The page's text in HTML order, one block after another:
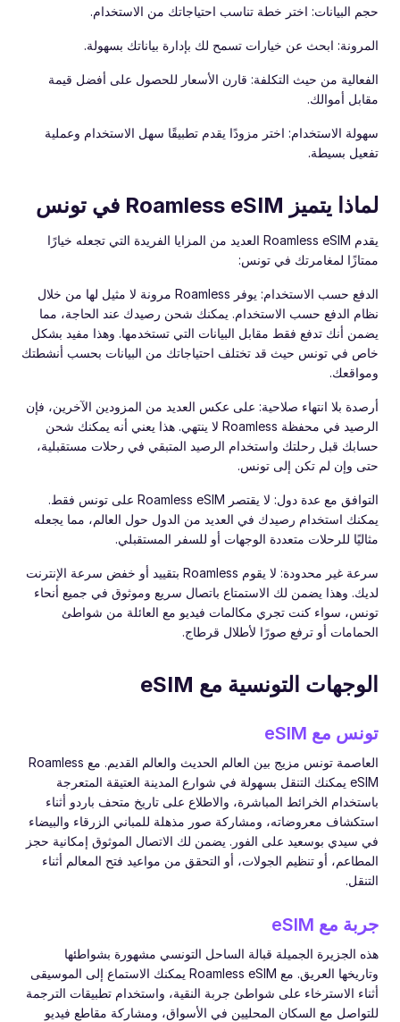
حجم البيانات: اختر خطة تناسب احتياجاتك من الاستخدام.
المرونة: ابحث عن خيارات تسمح لك بإدارة بياناتك بسهولة.
الفعالية من حيث التكلفة: قارن الأسعار للحصول على أفضل قيمة
مقابل أموالك.
سهولة الاستخدام: اختر مزودًا يقدم تطبيقًا سهل الاستخدام وعملية
تفعيل بسيطة.
لماذا يتميز Roamless eSIM في تونس
يقدم Roamless eSIM العديد من المزايا الفريدة التي تجعله خيارًا
ممتازًا لمغامرتك في تونس:
الدفع حسب الاستخدام: يوفر Roamless مرونة لا مثيل لها من خلال
نظام الدفع حسب الاستخدام. يمكنك شحن رصيدك عند الحاجة، مما
يضمن أنك تدفع فقط مقابل البيانات التي تستخدمها. وهذا مفيد بشكل
خاص في تونس حيث قد تختلف احتياجاتك من البيانات بحسب أنشطتك
ومواقعك.
أرصدة بلا انتهاء صلاحية: على عكس العديد من المزودين الآخرين، فإن
الرصيد في محفظة Roamless لا ينتهي. هذا يعني أنه يمكنك شحن
حسابك قبل رحلتك واستخدام الرصيد المتبقي في رحلات مستقبلية،
حتى وإن لم تكن إلى تونس.
التوافق مع عدة دول: لا يقتصر Roamless eSIM على تونس فقط.
يمكنك استخدام رصيدك في العديد من الدول حول العالم، مما يجعله
مثاليًا للرحلات متعددة الوجهات أو للسفر المستقبلي.
سرعة غير محدودة: لا يقوم Roamless بتقييد أو خفض سرعة الإنترنت
لديك. وهذا يضمن لك الاستمتاع باتصال سريع وموثوق في جميع أنحاء
تونس، سواء كنت تجري مكالمات فيديو مع العائلة من شواطئ
الحمامات أو ترفع صورًا لأطلال قرطاج.
الوجهات التونسية مع eSIM
تونس مع eSIM
العاصمة تونس مزيج بين العالم الحديث والعالم القديم. مع Roamless
eSIM يمكنك التنقل بسهولة في شوارع المدينة العتيقة المتعرجة
باستخدام الخرائط المباشرة، والاطلاع على تاريخ متحف باردو أثناء
استكشاف معروضاته، ومشاركة صور مذهلة للمباني الزرقاء والبيضاء
في سيدي بوسعيد على الفور. يضمن لك الاتصال الموثوق إمكانية حجز
المطاعم، أو تنظيم الجولات، أو التحقق من مواعيد فتح المعالم أثناء
التنقل.
جربة مع eSIM
هذه الجزيرة الجميلة قبالة الساحل التونسي مشهورة بشواطئها
وتاريخها العريق. مع Roamless eSIM يمكنك الاستماع إلى الموسيقى
أثناء الاسترخاء على شواطئ جربة النقية، واستخدام تطبيقات الترجمة
للتواصل مع السكان المحليين في الأسواق، ومشاركة مقاطع فيديو